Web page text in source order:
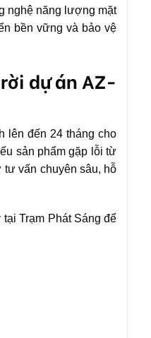
nghệ năng lượng mặt
bền vững và bảo vệ
dự án AZ-
lên đến 24 tháng cho
sản phẩm gặp lỗi từ
tư vấn chuyên sâu, hỗ
Trạm Phát Sáng để